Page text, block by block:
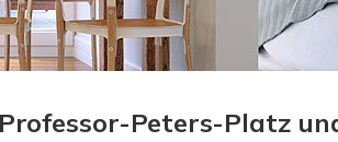
Peters-Platz